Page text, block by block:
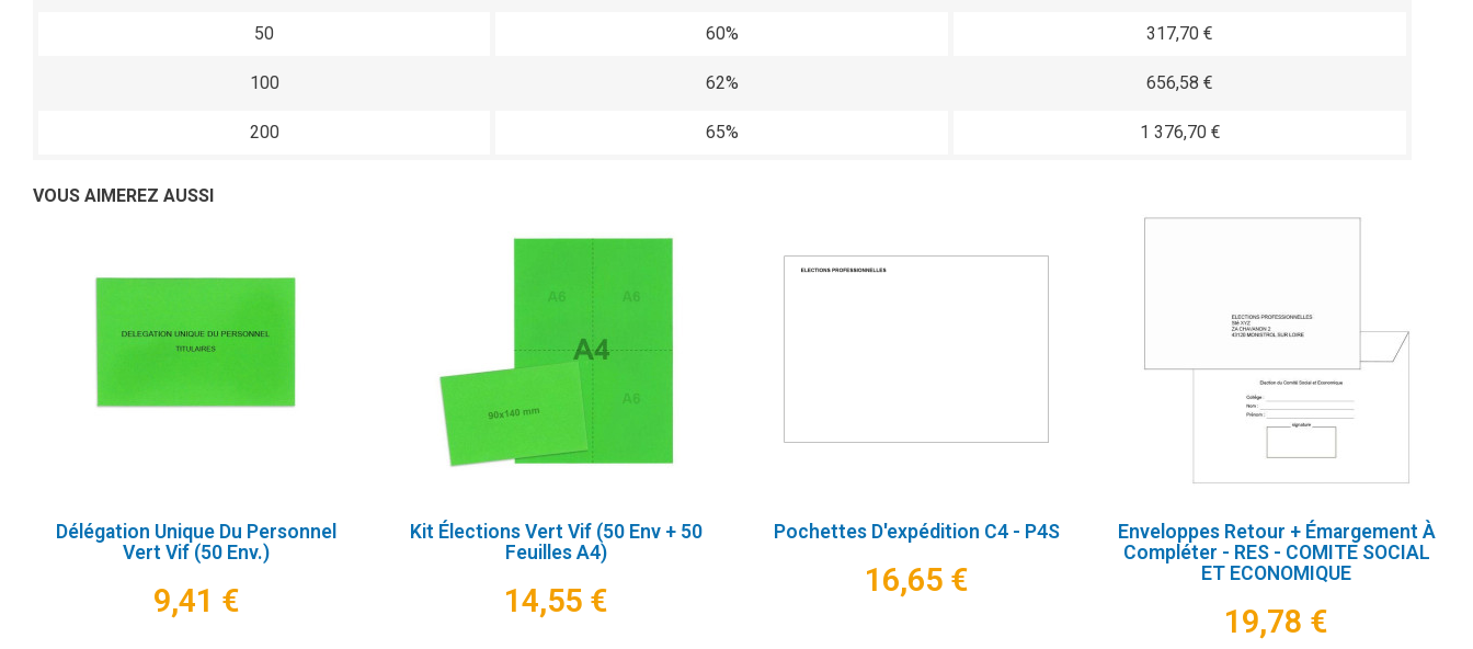
50 60% 317,70 €
100 62% 656,58 €
200 65% 1 376,70 €
VOUS AIMEREZ AUSSI
Délégation Unique Du Personnel
Vert Vif (50 Env.)
9,41 €
Kit Élections Vert Vif (50 Env + 50
Feuilles A4)
14,55 €
Pochettes D'expédition C4 - P4S
16,65 €
Enveloppes Retour + Émargement À
Compléter - RES - COMITE SOCIAL
ET ECONOMIQUE
19,78 €